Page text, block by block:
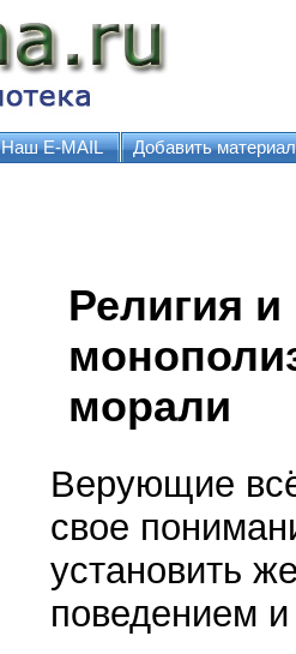
Наш E-MAIL Добавить материал
Религия
морали
Верующие
свое
установить
поведением